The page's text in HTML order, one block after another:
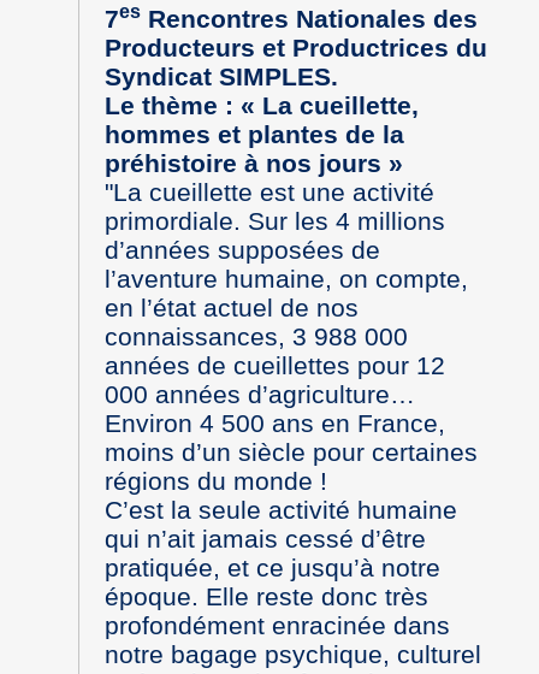
7esRencontres Nationales des
Producteurs et Productrices du
Syndicat SIMPLES.
Le thème : « La cueillette,
hommes et plantes de la
préhistoire à nos jours »
"La cueillette est une activité
primordiale. Sur les 4 millions
d’années supposées de
l’aventure humaine, on compte,
en l’état actuel de nos
connaissances, 3 988 000
années de cueillettes pour 12
000 années d’agriculture…
Environ 4 500 ans en France,
moins d’un siècle pour certaines
régions du monde !
C’est la seule activité humaine
qui n’ait jamais cessé d’être
pratiquée, et ce jusqu’à notre
époque. Elle reste donc très
profondément enracinée dans
notre bagage psychique, culturel